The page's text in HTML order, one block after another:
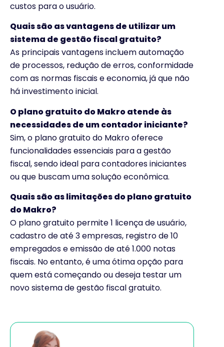
custos para o usuário.
Quais são as vantagens de utilizar um
sistema de gestão fiscal gratuito?
As principais vantagens incluem automação
de processos, redução de erros, conformidade
com as normas fiscais e economia, já que não
há investimento inicial.
O plano gratuito do Makro atende às
necessidades de um contador iniciante?
Sim, o plano gratuito do Makro oferece
funcionalidades essenciais para a gestão
fiscal, sendo ideal para contadores iniciantes
ou que buscam uma solução econômica.
Quais são as limitações do plano gratuito
do Makro?
O plano gratuito permite 1 licença de usuário,
cadastro de até 3 empresas, registro de 10
empregados e emissão de até 1.000 notas
fiscais. No entanto, é uma ótima opção para
quem está começando ou deseja testar um
novo sistema de gestão fiscal gratuito.